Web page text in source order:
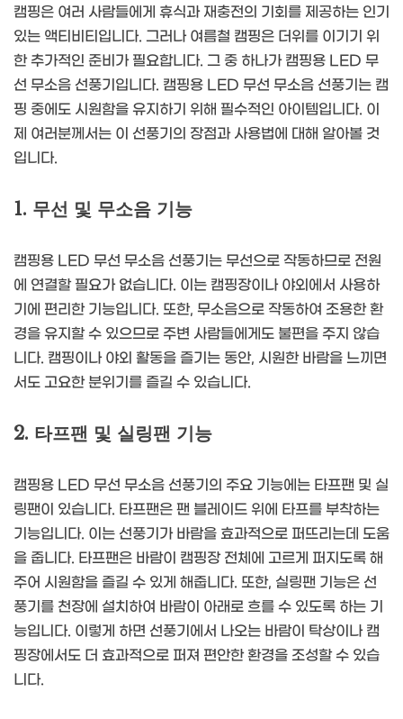
캠핑은 여러 사람들에게 휴식과 재충전의 기회를 제공하는 인기
있는 액티비티입니다. 그러나 여름철 캠핑은 더위를 이기기 위
한 추가적인 준비가 필요합니다. 그 중 하나가 캠핑용 LED 무
선 무소음 선풍기입니다. 캠핑용 LED 무선 무소음 선풍기는 캠
핑 중에도 시원함을 유지하기 위해 필수적인 아이템입니다. 이
제 여러분께서는 이 선풍기의 장점과 사용법에 대해 알아볼 것
입니다.
1. 무선 및 무소음 기능
캠핑용 LED 무선 무소음 선풍기는 무선으로 작동하므로 전원
에 연결할 필요가 없습니다. 이는 캠핑장이나 야외에서 사용하
기에 편리한 기능입니다. 또한, 무소음으로 작동하여 조용한 환
경을 유지할 수 있으므로 주변 사람들에게도 불편을 주지 않습
니다. 캠핑이나 야외 활동을 즐기는 동안, 시원한 바람을 느끼면
서도 고요한 분위기를 즐길 수 있습니다.
2. 타프팬 및 실링팬 기능
캠핑용 LED 무선 무소음 선풍기의 주요 기능에는 타프팬 및 실
링팬이 있습니다. 타프팬은 팬 블레이드 위에 타프를 부착하는
기능입니다. 이는 선풍기가 바람을 효과적으로 퍼뜨리는데 도움
을 줍니다. 타프팬은 바람이 캠핑장 전체에 고르게 퍼지도록 해
주어 시원함을 즐길 수 있게 해줍니다. 또한, 실링팬 기능은 선
풍기를 천장에 설치하여 바람이 아래로 흐를 수 있도록 하는 기
능입니다. 이렇게 하면 선풍기에서 나오는 바람이 탁상이나 캠
핑장에서도 더 효과적으로 퍼져 편안한 환경을 조성할 수 있습
니다.